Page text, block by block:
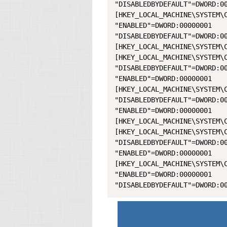
"ENABLED"=DWORD:00000001
"ENABLED"=DWORD:00000001
"ENABLED"=DWORD:00000001
"ENABLED"=DWORD:00000001
"ENABLED"=DWORD:00000001